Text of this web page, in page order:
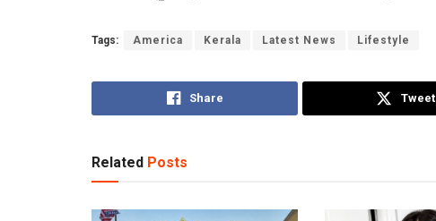
Tags: America Kerala Latest News Lifestyle
Share Tweet
Related Posts